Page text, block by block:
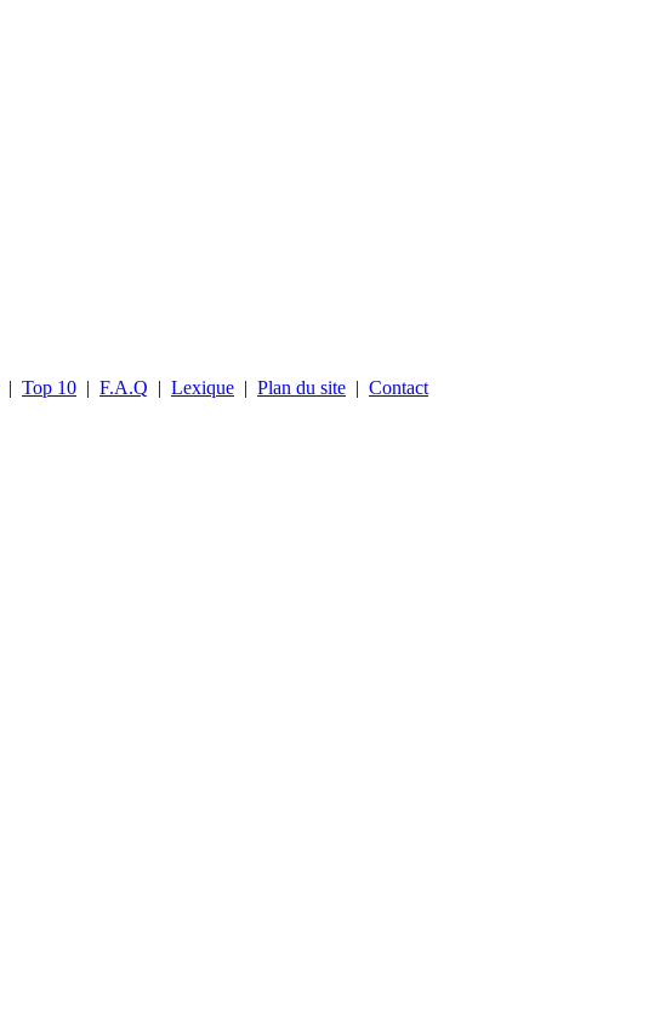
| Top 10 | F.A.Q | Lexique | Plan du site | Contact